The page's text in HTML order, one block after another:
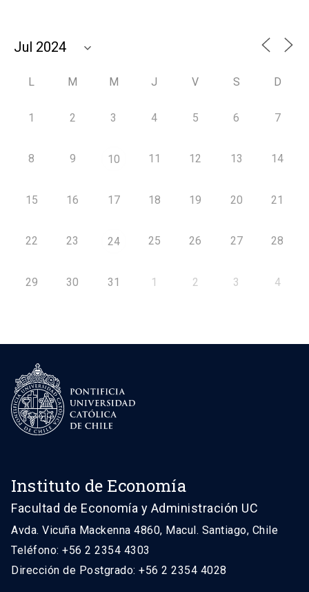
L M M J V S D
1 2 3 4 5 6 7
8 9 10 11 12 13 14
15 16 17 18 19 20 21
22 23 24 25 26 27 28
29 30 31 1 2 3 4
Instituto de Economía
Facultad de Economía y Administración UC
Avda. Vicuña Mackenna 4860, Macul. Santiago, Chile
Teléfono: +56 2 2354 4303
Dirección de Postgrado: +56 2 2354 4028